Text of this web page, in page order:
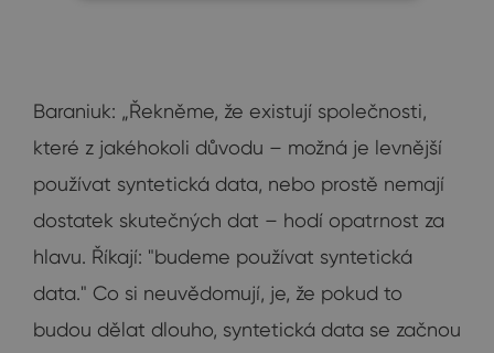
Baraniuk: „Řekněme, že existují společnosti,
které z jakéhokoli důvodu – možná je levnější
používat syntetická data, nebo prostě nemají
dostatek skutečných dat – hodí opatrnost za
hlavu. Říkají: "budeme používat syntetická
data." Co si neuvědomují, je, že pokud to
budou dělat dlouho, syntetická data se začnou